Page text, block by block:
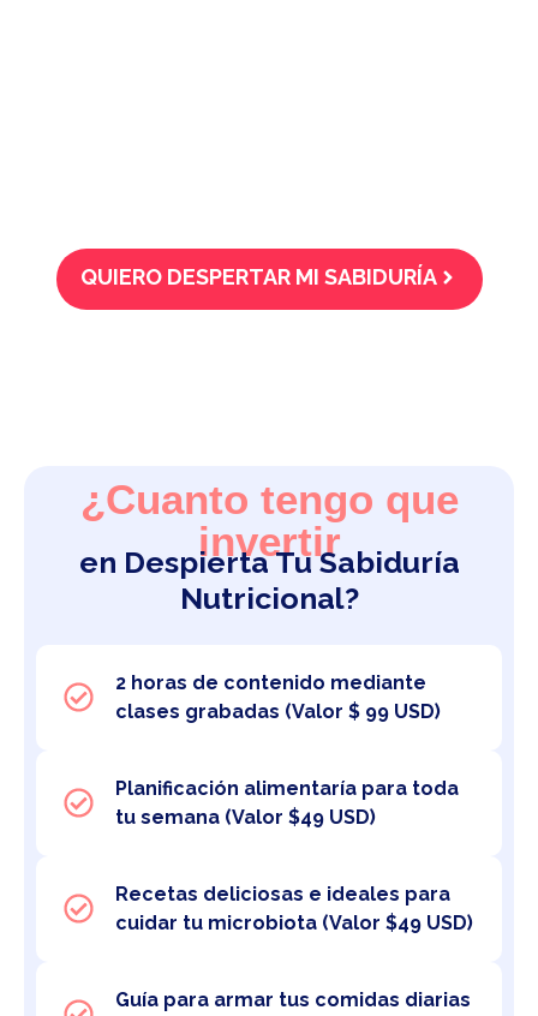
QUIERO DESPERTAR MI SABIDURÍA
¿Cuanto tengo que
invertir
en Despierta Tu Sabiduría
Nutricional?
2 horas de contenido mediante
clases grabadas (Valor $ 99 USD)
Planificación alimentaría para toda
tu semana (Valor $49 USD)
Recetas deliciosas e ideales para
cuidar tu microbiota (Valor $49 USD)
Guía para armar tus comidas diarias